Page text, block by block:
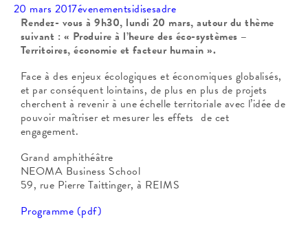
20 mars 2017évenementsidisesadre
Rendez- vous à 9h30, lundi 20 mars, autour du thème
suivant : « Produire à l’heure des éco-systèmes –
Territoires, économie et facteur humain ».
Face à des enjeux écologiques et économiques globalisés,
et par conséquent lointains, de plus en plus de projets
cherchent à revenir à une échelle territoriale avec l’idée de
pouvoir maîtriser et mesurer les effets de cet
engagement.
Grand amphithéâtre
NEOMA Business School
59, rue Pierre Taittinger, à REIMS
Programme (pdf)